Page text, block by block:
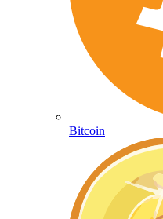
Bitcoin